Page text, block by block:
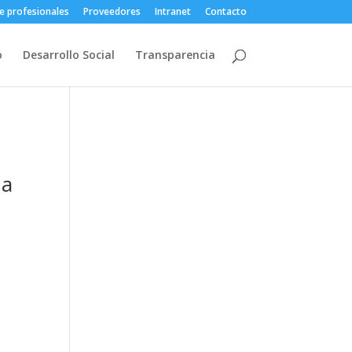
profesionales Proveedores Intranet Contacto
Desarrollo Social Transparencia